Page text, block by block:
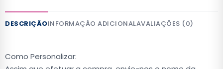
DESCRIÇÃOINFORMAÇÃO ADICIONALAVALIAÇÕES (0)
Como Personalizar: